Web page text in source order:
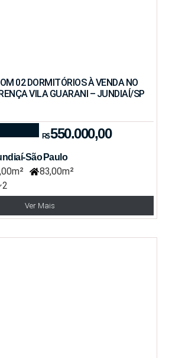
02 DORMITÓRIOS À VENDA NO
VILA GUARANI – JUNDIAÍ/SP
R$550.000,00
São Paulo
83,00m²
2
Ver Mais